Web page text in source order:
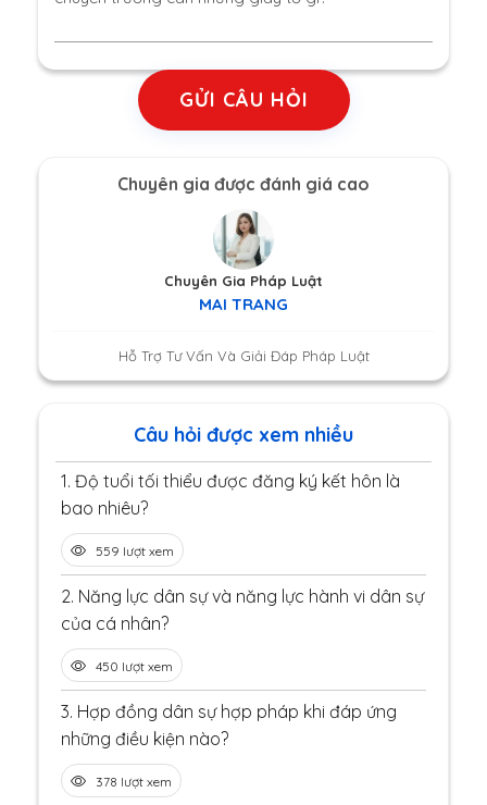
GỬI CÂU HỎI
Chuyên gia được đánh giá cao
Chuyên Gia Pháp Luật
MAI TRANG
Hỗ Trợ Tư Vấn Và Giải Đáp Pháp Luật
Câu hỏi được xem nhiều
1. Độ tuổi tối thiểu được đăng ký kết hôn là
bao nhiêu?
559 lượt xem
2. Năng lực dân sự và năng lực hành vi dân sự
của cá nhân?
450 lượt xem
3. Hợp đồng dân sự hợp pháp khi đáp ứng
những điều kiện nào?
378 lượt xem